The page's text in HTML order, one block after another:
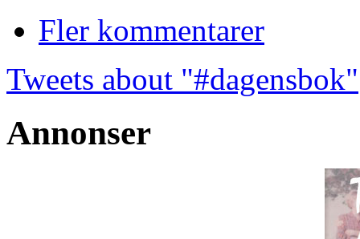
Fler kommentarer
Tweets about "#dagensbok"
Annonser